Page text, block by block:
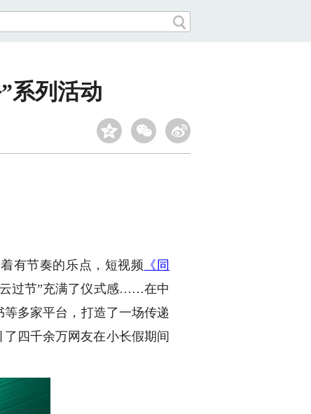
系列活动
有节奏的乐点，短视频 《 同
过节”充满了仪式感……在中
多家平台，打造了一场传递
四千余万网友在小长假期间